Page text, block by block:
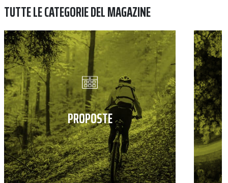
TUTTE LE CATEGORIE DEL MAGAZINE
PROPOSTE